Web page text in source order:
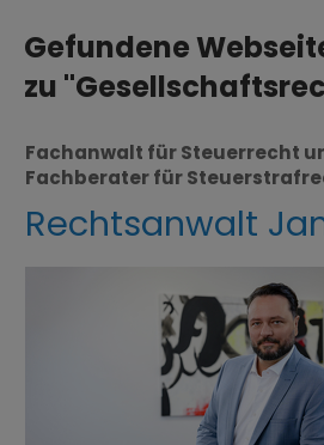
Gefundene
zu
Fachanwalt für Steuerrecht
Fachberater für
Rechtsanwalt